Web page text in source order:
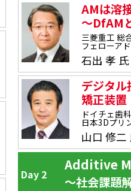
AMは溶
～DfAM
三菱重工 総
フェローア
石出 孝 氏
デジタ
矯正装置
ドイチェ歯
日本3Dプリ
山口 修二
Day 2
Additive
～社会課題